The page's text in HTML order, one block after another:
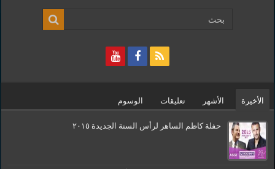
الأخيرة الأشهر تعليقات الوسوم
حفلة كاظم الساهر لرأس السنة الجديدة ٢٠١٥